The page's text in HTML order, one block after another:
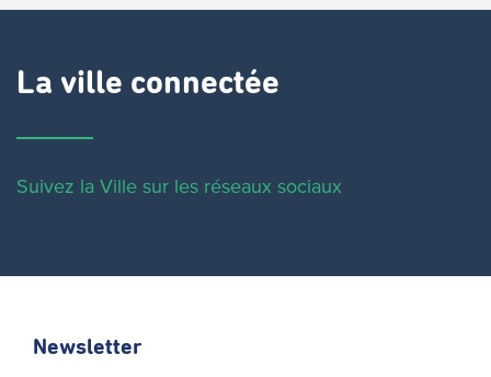
La ville connectée
Suivez la Ville sur les réseaux sociaux
Newsletter